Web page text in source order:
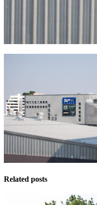
Related posts